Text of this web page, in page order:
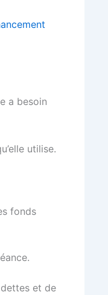
a besoin
utilise.
fonds
et de